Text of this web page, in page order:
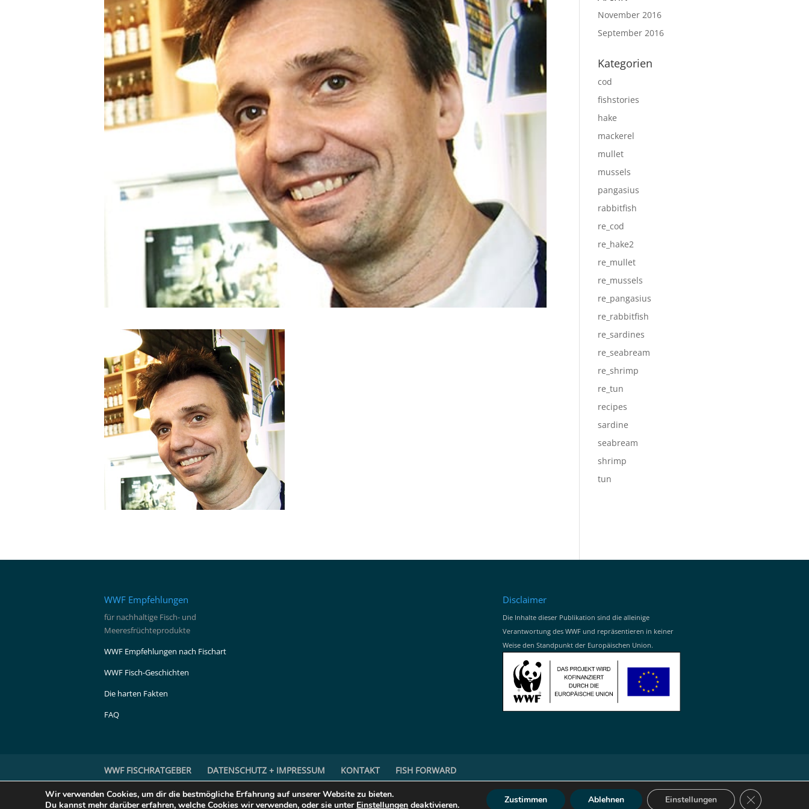
November 2016
September 2016
Kategorien
cod
fishstories
hake
mackerel
mullet
mussels
pangasius
rabbitfish
re_cod
re_hake2
re_mullet
re_mussels
re_pangasius
re_rabbitfish
re_sardines
re_seabream
re_shrimp
re_tun
recipes
sardine
seabream
shrimp
tun
WWF Empfehlungen
für nachhaltige Fisch- und
Meeresfrüchteprodukte
WWF Empfehlungen nach Fischart
WWF Fisch-Geschichten
Die harten Fakten
FAQ
Disclaimer
Die Inhalte dieser Publikation sind die alleinige
Verantwortung des WWF und repräsentieren in keiner
Weise den Standpunkt der Europäischen Union.
WWF FISCHRATGEBER DATENSCHUTZ + IMPRESSUM KONTAKT FISH FORWARD
© WWF |www.wwf.de|www.fishforward.eu- Sie befinden sich hier:fischratgeber.wwf.de
Wir verwenden Cookies, um dir die bestmögliche Erfahrung auf unserer Website zu bieten.
Du kannst mehr darüber erfahren, welche Cookies wir verwenden, oder sie unter Einstellungen deaktivieren. Zustimmen Ablehnen Einstellungen GDPR Cookie-